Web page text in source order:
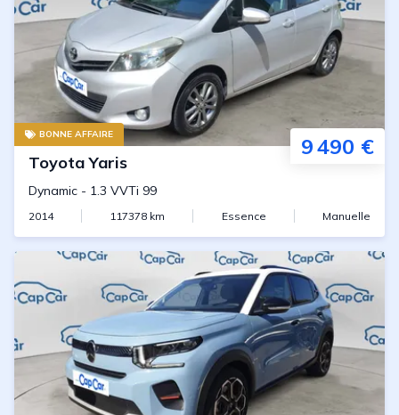
BONNE AFFAIRE 9 490 €
Toyota Yaris
Dynamic - 1.3 VVTi 99
2014 117378 km Essence Manuelle